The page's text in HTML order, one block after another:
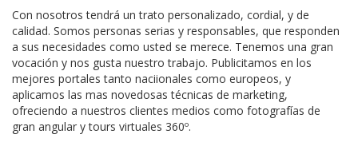
Con nosotros tendrá un trato personalizado, cordial, y de
calidad. Somos personas serias y responsables, que responden
a sus necesidades como usted se merece. Tenemos una gran
vocación y nos gusta nuestro trabajo. Publicitamos en los
mejores portales tanto naciionales como europeos, y
aplicamos las mas novedosas técnicas de marketing,
ofreciendo a nuestros clientes medios como fotografías de
gran angular y tours virtuales 360º.